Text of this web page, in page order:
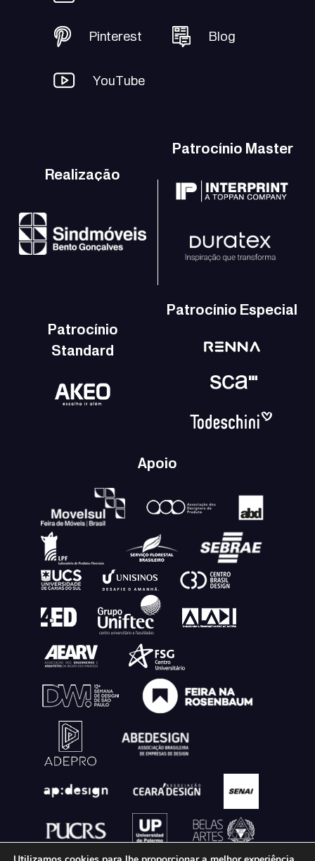
Pinterest Blog
YouTube
Realização
Patrocínio Master
Patrocínio
Standard
Patrocínio Especial
Apoio